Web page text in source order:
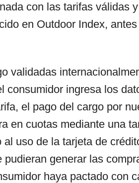
con las tarifas
en Outdoor Index,
validadas
consumidor ingresa los
el pago del cargo por
en cuotas mediante una
uso de la tarjeta de
generar las
haya pactado con